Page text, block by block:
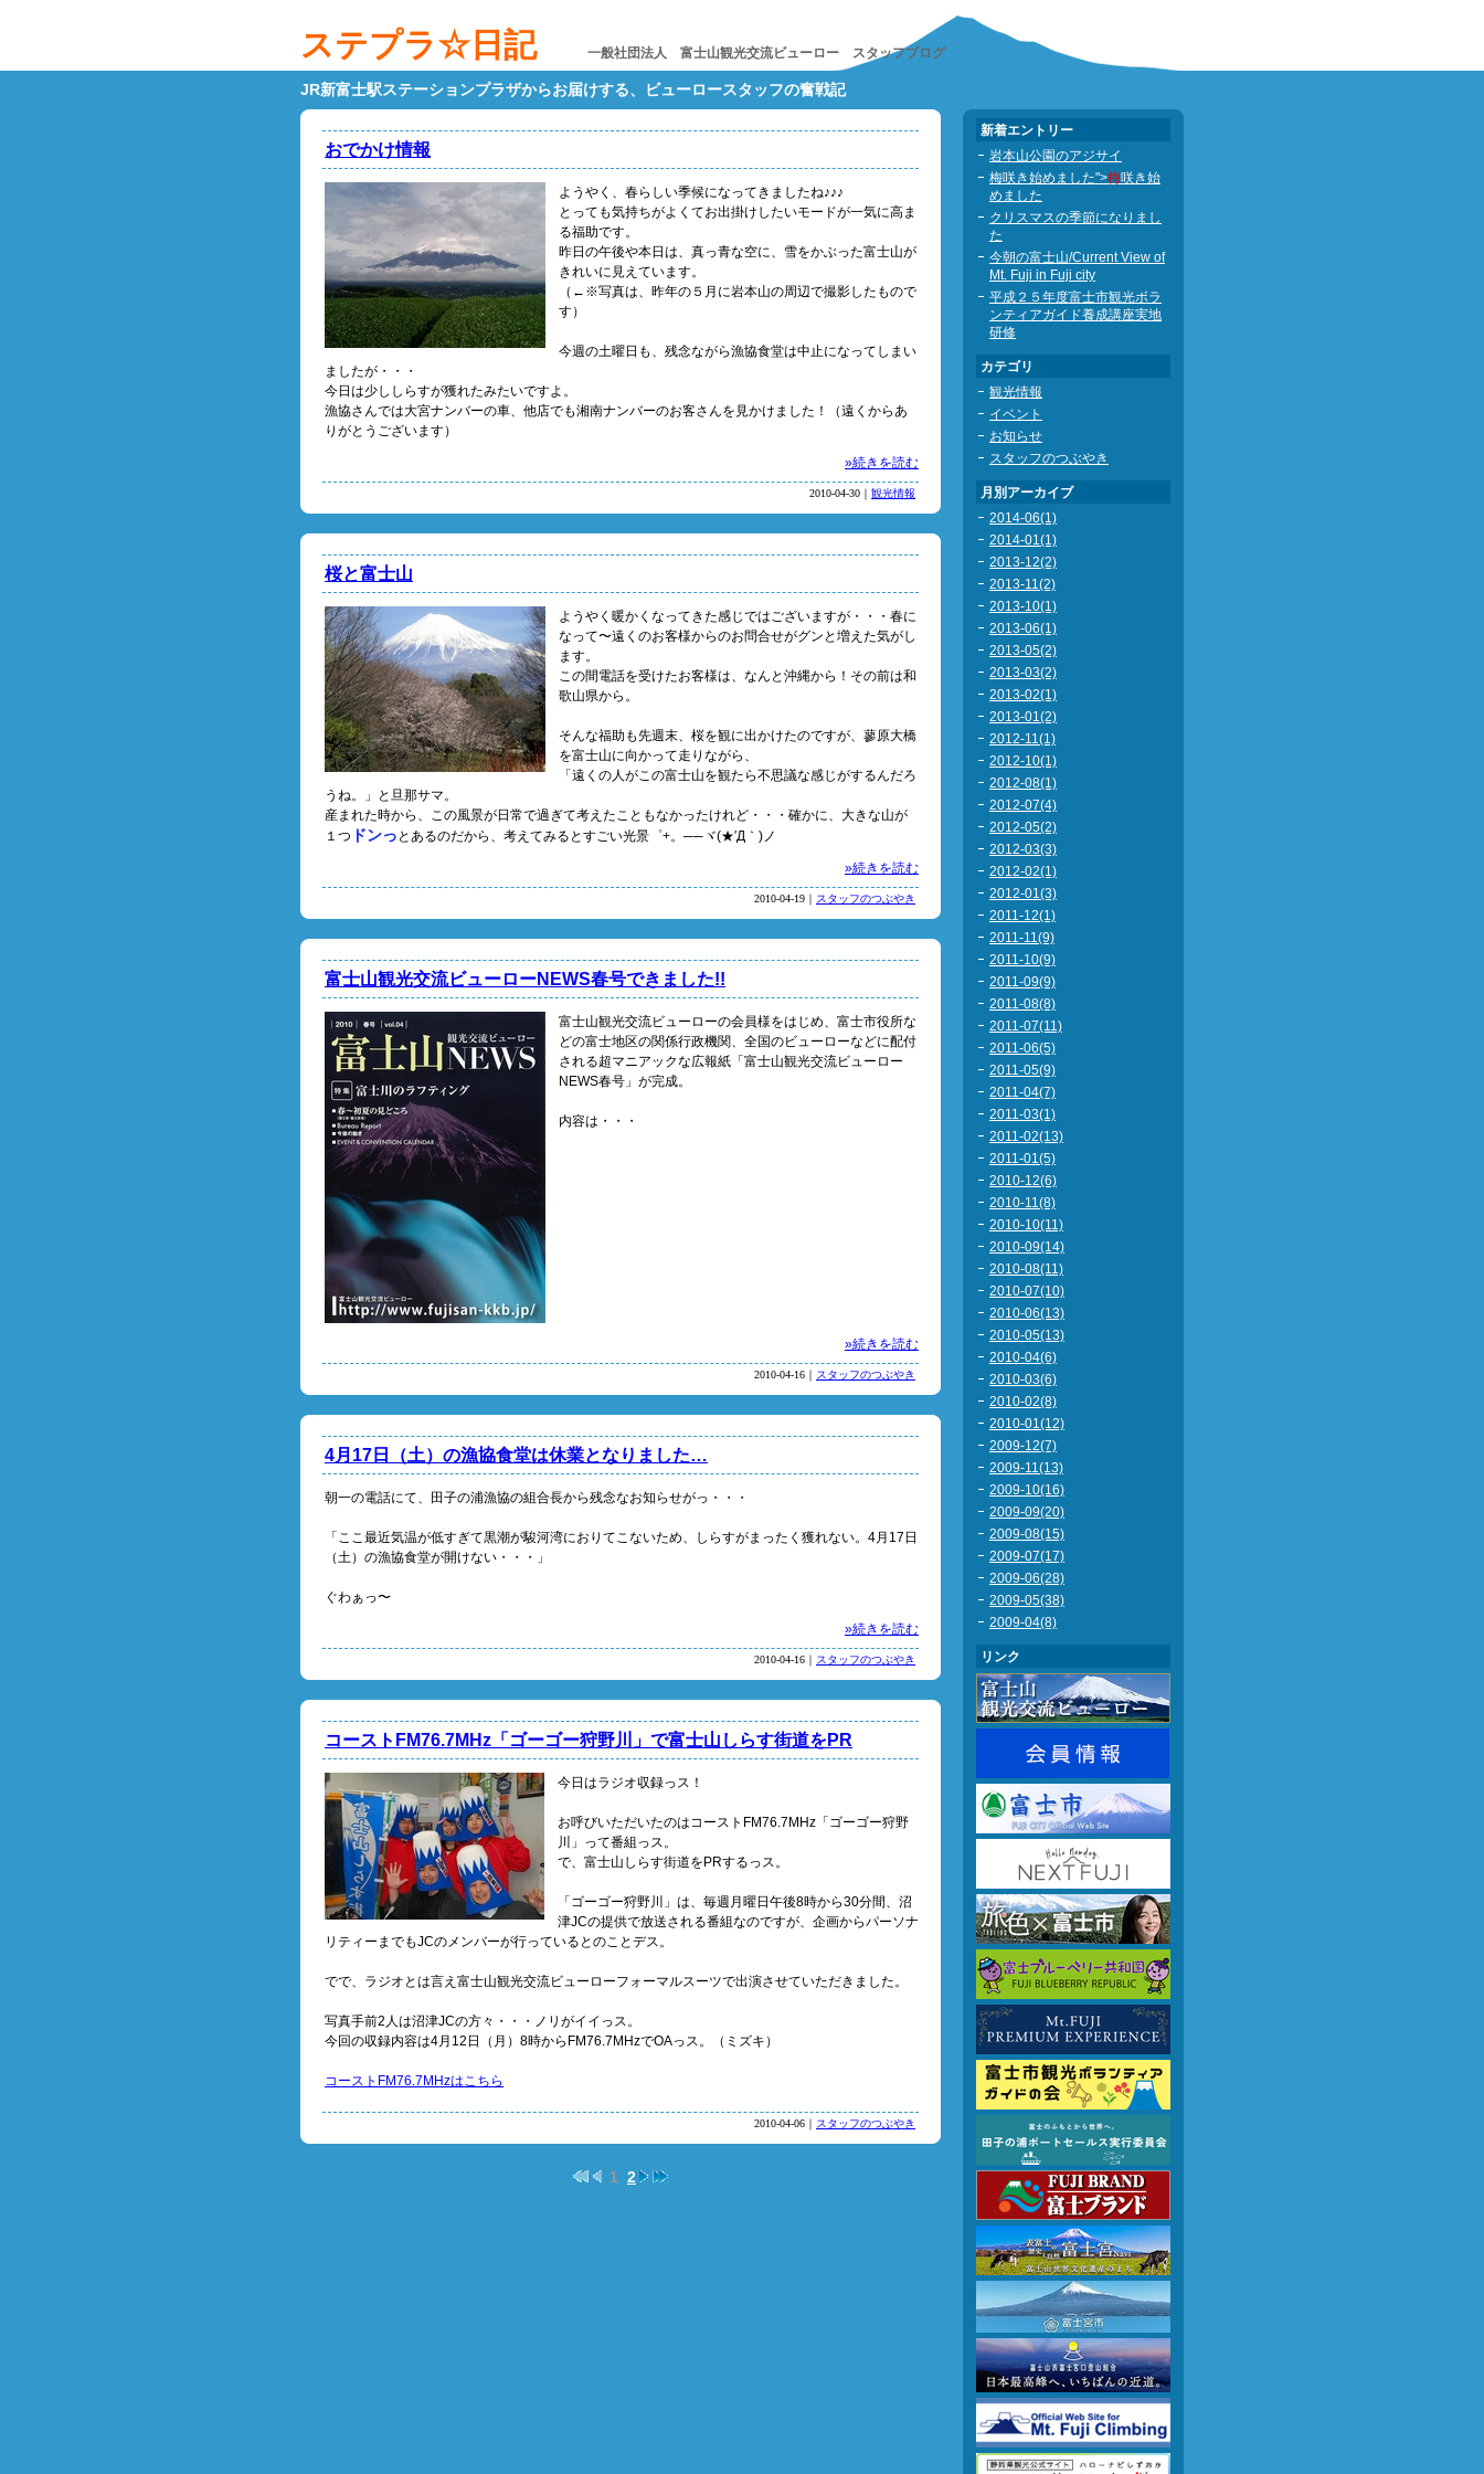
ステプラ☆日記 一般社団法人 富士山観光交流ビューロー スタッフブログ
JR新富士駅ステーションプラザからお届けする、ビューロースタッフの奮戦記
おでかけ情報
ようやく、春らしい季候になってきましたね♪♪♪
とっても気持ちがよくてお出掛けしたいモードが一気に高ま
る福助です。
昨日の午後や本日は、真っ青な空に、雪をかぶった富士山が
きれいに見えています。
（←※写真は、昨年の５月に岩本山の周辺で撮影したもので
す）
今週の土曜日も、残念ながら漁協食堂は中止になってしまい
ましたが・・・
今日は少ししらすが獲れたみたいですよ。
漁協さんでは大宮ナンバーの車、他店でも湘南ナンバーのお客さんを見かけました！（遠くからあ
りがとうございます）
»続きを読む
2010-04-30｜ 観光情報
桜と富士山
ようやく暖かくなってきた感じではございますが・・・春に
なって〜遠くのお客様からのお問合せがグンと増えた気がし
ます。
この間電話を受けたお客様は、なんと沖縄から！その前は和
歌山県から。
そんな福助も先週末、桜を観に出かけたのですが、蓼原大橋
を富士山に向かって走りながら、
「遠くの人がこの富士山を観たら不思議な感じがするんだろ
うね。」と旦那サマ。
産まれた時から、この風景が日常で過ぎて考えたこともなかったけれど・・・確かに、大きな山が
１つ ドンっ とあるのだから、考えてみるとすごい光景゜+。──ヾ(★′Д｀)ノ
»続きを読む
2010-04-19｜ スタッフのつぶやき
富士山観光交流ビューローNEWS春号できました!!
富士山観光交流ビューローの会員様をはじめ、富士市役所な
どの富士地区の関係行政機関、全国のビューローなどに配付
される超マニアックな広報紙「富士山観光交流ビューロー
NEWS春号」が完成。
内容は・・・
»続きを読む
2010-04-16｜ スタッフのつぶやき
4月17日（土）の漁協食堂は休業となりました…
朝一の電話にて、田子の浦漁協の組合長から残念なお知らせがっ・・・
「ここ最近気温が低すぎて黒潮が駿河湾におりてこないため、しらすがまったく獲れない。4月17日
（土）の漁協食堂が開けない・・・」
ぐわぁっ〜
»続きを読む
2010-04-16｜ スタッフのつぶやき
コーストFM76.7MHz「ゴーゴー狩野川」で富士山しらす街道をPR
今日はラジオ収録っス！
お呼びいただいたのはコーストFM76.7MHz「ゴーゴー狩野
川」って番組っス。
で、富士山しらす街道をPRするっス。
「ゴーゴー狩野川」は、毎週月曜日午後8時から30分間、沼
津JCの提供で放送される番組なのですが、企画からパーソナ
リティーまでもJCのメンバーが行っているとのことデス。
でで、ラジオとは言え富士山観光交流ビューローフォーマルスーツで出演させていただきました。
写真手前2人は沼津JCの方々・・・ノリがイイっス。
今回の収録内容は4月12日（月）8時からFM76.7MHzでOAっス。（ミズキ）
コーストFM76.7MHzはこちら
2010-04-06｜ スタッフのつぶやき
1 2
新着エントリー
岩本山公園のアジサイ
梅咲き始めました">梅咲き始
めました
クリスマスの季節になりまし
た
今朝の富士山/Current View of
Mt. Fuji in Fuji city
平成２５年度富士市観光ボラ
ンティアガイド養成講座実地
研修
カテゴリ
観光情報
イベント
お知らせ
スタッフのつぶやき
月別アーカイブ
2014-06(1)
2014-01(1)
2013-12(2)
2013-11(2)
2013-10(1)
2013-06(1)
2013-05(2)
2013-03(2)
2013-02(1)
2013-01(2)
2012-11(1)
2012-10(1)
2012-08(1)
2012-07(4)
2012-05(2)
2012-03(3)
2012-02(1)
2012-01(3)
2011-12(1)
2011-11(9)
2011-10(9)
2011-09(9)
2011-08(8)
2011-07(11)
2011-06(5)
2011-05(9)
2011-04(7)
2011-03(1)
2011-02(13)
2011-01(5)
2010-12(6)
2010-11(8)
2010-10(11)
2010-09(14)
2010-08(11)
2010-07(10)
2010-06(13)
2010-05(13)
2010-04(6)
2010-03(6)
2010-02(8)
2010-01(12)
2009-12(7)
2009-11(13)
2009-10(16)
2009-09(20)
2009-08(15)
2009-07(17)
2009-06(28)
2009-05(38)
2009-04(8)
リンク